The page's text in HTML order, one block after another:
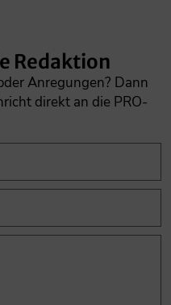
Redaktion
Anregungen? Dann
direkt an die PRO-